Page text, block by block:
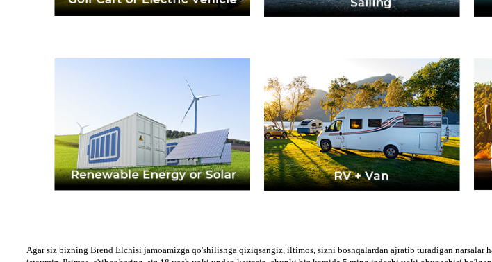
Agar siz bizning Brend Elchisi jamoamizga qo'shilishga qiziqsangiz, iltimos, sizni boshqalardan ajratib turadigan